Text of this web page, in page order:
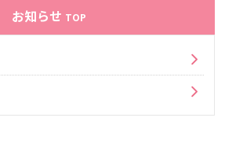
お知らせ TOP